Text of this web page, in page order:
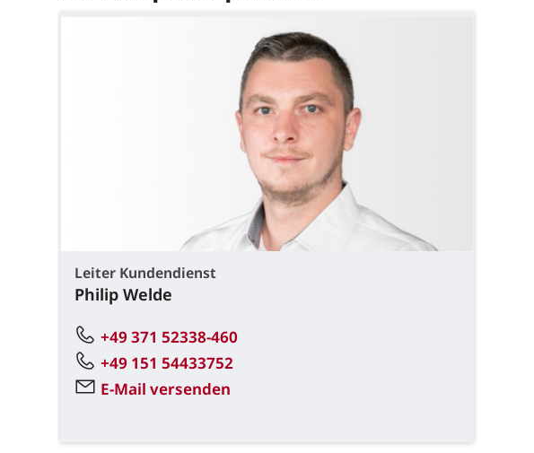
Leiter Kundendienst
Philip Welde
+49 371 52338-460
+49 151 54433752
E-Mail versenden